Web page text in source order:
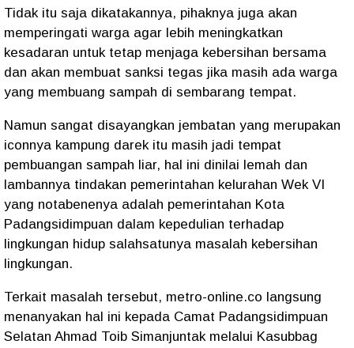
Tidak itu saja dikatakannya, pihaknya juga akan
memperingati warga agar lebih meningkatkan
kesadaran untuk tetap menjaga kebersihan bersama
dan akan membuat sanksi tegas jika masih ada warga
yang membuang sampah di sembarang tempat.
Namun sangat disayangkan jembatan yang merupakan
iconnya kampung darek itu masih jadi tempat
pembuangan sampah liar, hal ini dinilai lemah dan
lambannya tindakan pemerintahan kelurahan Wek VI
yang notabenenya adalah pemerintahan Kota
Padangsidimpuan dalam kepedulian terhadap
lingkungan hidup salahsatunya masalah kebersihan
lingkungan.
Terkait masalah tersebut, metro-online.co langsung
menanyakan hal ini kepada Camat Padangsidimpuan
Selatan Ahmad Toib Simanjuntak melalui Kasubbag